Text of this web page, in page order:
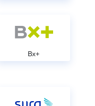
Bx+